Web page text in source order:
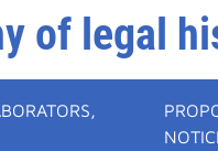
of legal